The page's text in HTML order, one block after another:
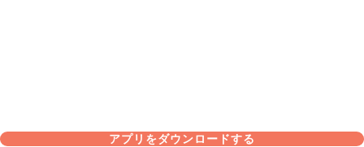
アプリをダウンロードする